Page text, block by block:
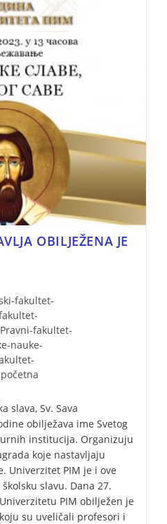
OBILJEŽENA JE
fakultet-
Pravni-fakultet-
nauke-
slava, Sv. Sava
obilježava ime Svetog
institucija. Organizuju
koje nastavljaju
Univerzitet PIM je i ove
slavu. Dana 27.
PIM obilježen je
su uveličali profesori i